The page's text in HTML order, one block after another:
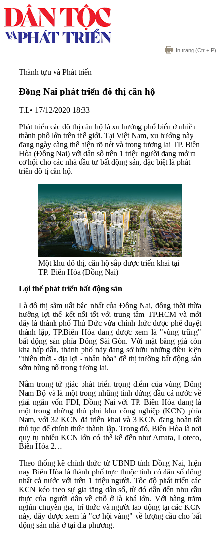
In trang (Ctr + P)
Thành tựu và Phát triển
Đồng Nai phát triển đô thị căn hộ
T.L• 17/12/2020 18:33
Phát triển các đô thị căn hộ là xu hướng phổ biến ở nhiều
thành phố lớn trên thế giới. Tại Việt Nam, xu hướng này
đang ngày càng thể hiện rõ nét và trong tương lai TP. Biên
Hòa (Đồng Nai) với dân số trên 1 triệu người đang mở ra
cơ hội cho các nhà đầu tư bất động sản, đặc biệt là phát
triển đô tị căn hộ.
Một khu đô thị, căn hộ sắp được triển khai tại
TP. Biên Hòa (Đồng Nai)
Lợi thế phát triển bất động sản
Là đô thị sầm uất bậc nhất của Đồng Nai, đồng thời thừa
hưởng lợi thế kết nối tốt với trung tâm TP.HCM và mới
đây là thành phố Thủ Đức vừa chính thức được phê duyệt
thành lập, TP.Biên Hòa đang được xem là "vùng trũng"
bất động sản phía Đông Sài Gòn. Với mặt bằng giá còn
khá hấp dẫn, thành phố này đang sở hữu những điều kiện
"thiên thời - địa lợi - nhân hòa" để thị trường bất động sản
sớm bùng nổ trong tương lai.
Nằm trong tứ giác phát triển trọng điểm của vùng Đông
Nam Bộ và là một trong những tỉnh đứng đầu cả nước về
giải ngân vốn FDI, Đồng Nai với TP. Biên Hòa đang là
một trong những thủ phủ khu công nghiệp (KCN) phía
Nam, với 32 KCN đã triển khai và 3 KCN đang hoàn tất
thủ tục để chính thức thành lập. Trong đó, Biên Hòa là nơi
quy tụ nhiều KCN lớn có thể kể đến như Amata, Loteco,
Biên Hòa 2…
Theo thống kê chính thức từ UBND tỉnh Đồng Nai, hiện
nay Biên Hòa là thành phố trực thuộc tỉnh có dân số đông
nhất cả nước với trên 1 triệu người. Tốc độ phát triển các
KCN kéo theo sự gia tăng dân số, từ đó dẫn đến nhu cầu
thực của người dân về chỗ ở là khá lớn. Với hàng trăm
nghìn chuyên gia, trí thức và người lao động tại các KCN
này, đây được xem là "cơ hội vàng" về lượng cầu cho bất
động sản nhà ở tại địa phương.